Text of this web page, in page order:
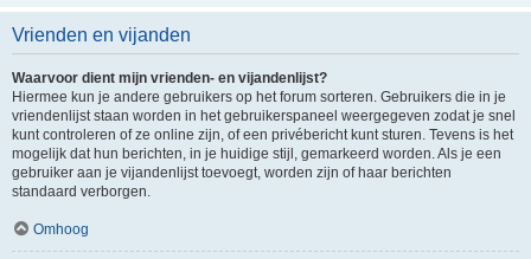
Vrienden en vijanden
Waarvoor dient mijn vrienden- en vijandenlijst?
Hiermee kun je andere gebruikers op het forum sorteren. Gebruikers die in je
vriendenlijst staan worden in het gebruikerspaneel weergegeven zodat je snel
kunt controleren of ze online zijn, of een privébericht kunt sturen. Tevens is het
mogelijk dat hun berichten, in je huidige stijl, gemarkeerd worden. Als je een
gebruiker aan je vijandenlijst toevoegt, worden zijn of haar berichten
standaard verborgen.
Omhoog